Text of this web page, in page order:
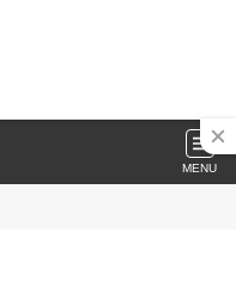
MENU